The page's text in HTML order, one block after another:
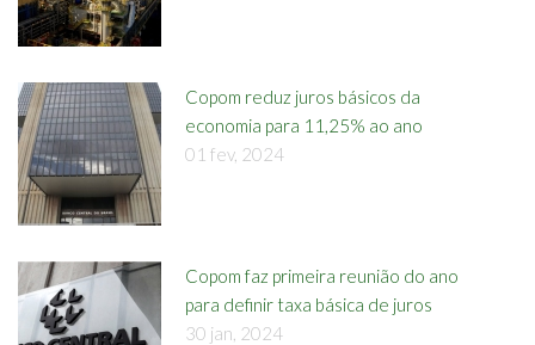
Copom reduz juros básicos da
economia para 11,25% ao ano
01 fev, 2024
Copom faz primeira reunião do ano
para definir taxa básica de juros
30 jan, 2024